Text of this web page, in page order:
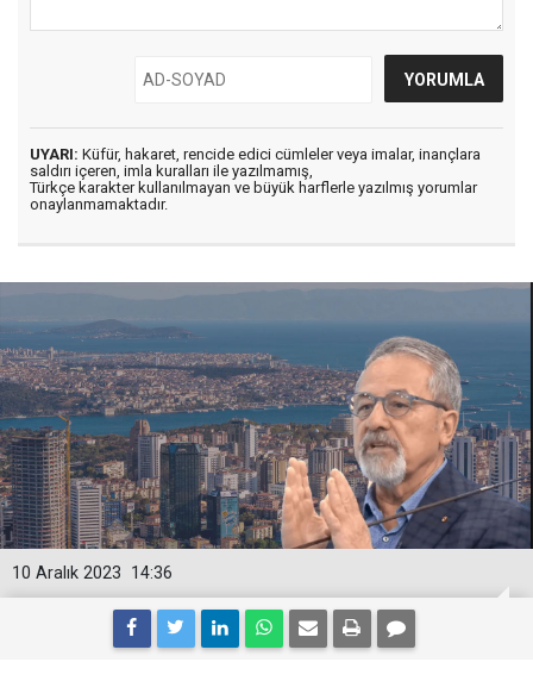
UYARI: Küfür, hakaret, rencide edici cümleler veya imalar, inançlara
saldırı içeren, imla kuralları ile yazılmamış,
Türkçe karakter kullanılmayan ve büyük harflerle yazılmış yorumlar
onaylanmamaktadır.
14:36
10 Aralık 2023